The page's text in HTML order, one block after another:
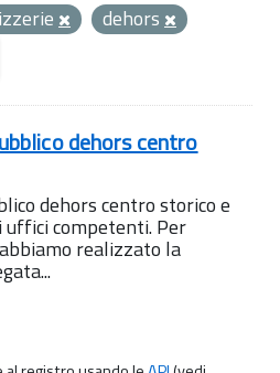
dehors
dehors centro
dehors centro storico e
competenti. Per
realizzato la